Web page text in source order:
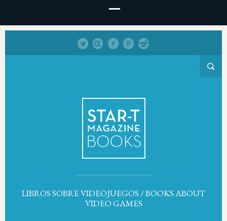
LIBROS SOBRE VIDEOJUEGOS / BOOKS ABOUT
VIDEO GAMES